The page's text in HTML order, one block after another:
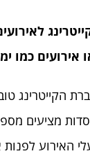
אירועים כמו
הקייטרינג
מציעים
האירוע